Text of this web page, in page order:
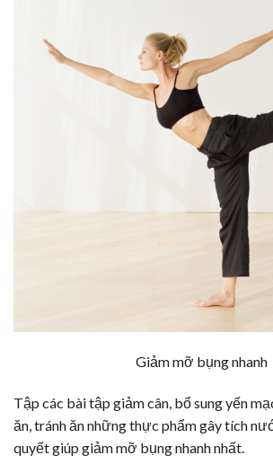
Giảm mỡ bụng nhanh
Tập các bài tập giảm cân, bổ sung yến
ăn, tránh ăn những thực phẩm gây tích
quyết giúp giảm mỡ bụng nhanh nhất.